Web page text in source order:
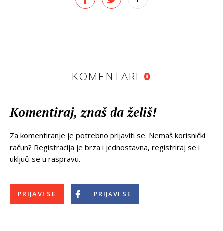
KOMENTARI 0
Komentiraj, znaš da želiš!
Za komentiranje je potrebno prijaviti se. Nemaš korisnički
račun? Registracija je brza i jednostavna, registriraj se i
uključi se u raspravu.
PRIJAVI SE PRIJAVI SE